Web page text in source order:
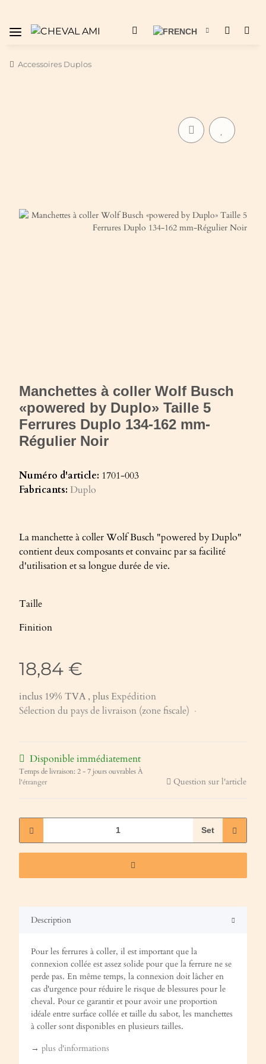
Accessoires Duplos
Manchettes à coller Wolf Busch
«powered by Duplo» Taille 5
Ferrures Duplo 134-162 mm-
Régulier Noir
Numéro d'article: 1701-003
Fabricants: Duplo
La manchette à coller Wolf Busch "powered by Duplo"
contient deux composants et convainc par sa facilité
d'utilisation et sa longue durée de vie.
Taille
Finition
18,84 €
inclus 19% TVA , plusExpédition
Sélection du pays de livraison (zone fiscale)
Disponible immédiatement
Temps de livraison:2 - 7 jours ouvrablesÀ
l'étranger
Question sur l'article
Set
Description
Pour les ferrures à coller, il est important que la
connexion collée est assez solide pour que la ferrure ne se
perde pas. En même temps, la connexion doit lâcher en
cas d'urgence pour réduire le risque de blessures pour le
cheval. Pour ce garantir et pour avoir une proportion
idéale entre surface collée et taille du sabot, les manchettes
à coller sont disponibles en plusieurs tailles.
→ plus d'informations